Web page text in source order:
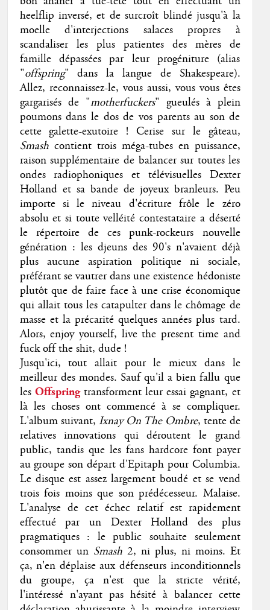
heelflip inversé, et de surcroît blindé jusqu'à la
moelle d'interjections salaces propres à
scandaliser les plus patientes des mères de
famille dépassées par leur progéniture (alias
"offspring" dans la langue de Shakespeare).
Allez, reconnaissez-le, vous aussi, vous vous êtes
gargarisés de "motherfuckers" gueulés à plein
poumons dans le dos de vos parents au son de
cette galette-exutoire ! Cerise sur le gâteau,
Smash contient trois méga-tubes en puissance,
raison supplémentaire de balancer sur toutes les
ondes radiophoniques et télévisuelles Dexter
Holland et sa bande de joyeux branleurs. Peu
importe si le niveau d'écriture frôle le zéro
absolu et si toute velléité contestataire a déserté
le répertoire de ces punk-rockeurs nouvelle
génération : les djeuns des 90's n'avaient déjà
plus aucune aspiration politique ni sociale,
préférant se vautrer dans une existence hédoniste
plutôt que de faire face à une crise économique
qui allait tous les catapulter dans le chômage de
masse et la précarité quelques années plus tard.
Alors, enjoy yourself, live the present time and
fuck off the shit, dude !
Jusqu'ici, tout allait pour le mieux dans le
meilleur des mondes. Sauf qu'il a bien fallu que
lesOffspring transforment leur essai gagnant, et
là les choses ont commencé à se compliquer.
L'album suivant, Ixnay On The Ombre, tente de
relatives innovations qui déroutent le grand
public, tandis que les fans hardcore font payer
au groupe son départ d'Epitaph pour Columbia.
Le disque est assez largement boudé et se vend
trois fois moins que son prédécesseur. Malaise.
L'analyse de cet échec relatif est rapidement
effectué par un Dexter Holland des plus
pragmatiques : le public souhaite seulement
consommer un Smash 2, ni plus, ni moins. Et
ça, n'en déplaise aux défenseurs inconditionnels
du groupe, ça n'est que la stricte vérité,
l'intéressé n'ayant pas hésité à balancer cette